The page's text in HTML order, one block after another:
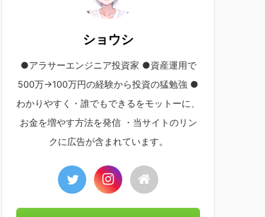
ショウシ
●アラサーエンジニア投資家 ●資産運用で
500万→100万円の経験から投資の猛勉強 ●
わかりやすく・誰でもできるをモットーに、
お金を増やす方法を発信 ・当サイトのリン
クに広告が含まれています。